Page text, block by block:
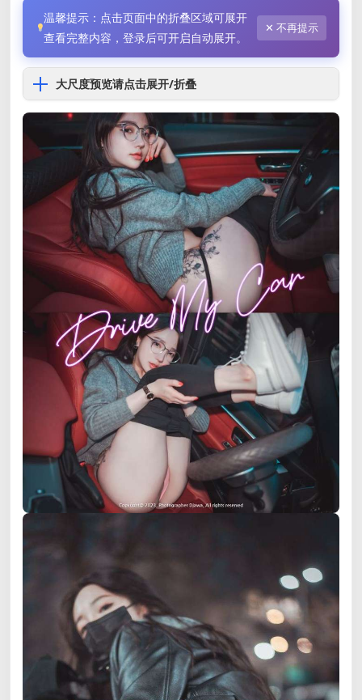
温馨提示：点击页面中的折叠区域可展开
查看完整内容，登录后可开启自动展开。
✕ 不再提示
大尺度预览请点击展开/折叠
隐藏内容
本内容需权限查看
购买查看权限
普通:
2硬币
订阅会员:免费
:免费
已有5人解锁查看